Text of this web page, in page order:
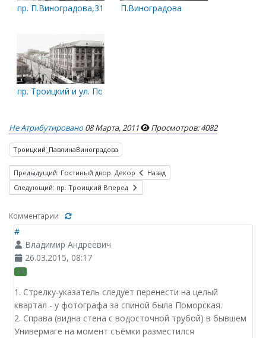
пр. П.Виноградова,31. Бывший дом Плотниковой зимой.
П.Виноградова
пр. Троицкий и ул. Поморская
Не Атрибутировано 08 Марта, 2011 Просмотров: 4082
Троицкий_ПавлинаВиноградова
Предыдущий: Гостиный двор. Декор
Назад
Следующий: пр. Троицкий Вперед
Комментарии
#
Владимир Андреевич
26.03.2015, 08:17
+1
1. Стрелку-указатель следует перенести на целый
квартал - у фотографа за спиной была Поморская.
2. Справа (видна стена с водосточной трубой) в бывшем
Универмаге на момент съёмки разместился